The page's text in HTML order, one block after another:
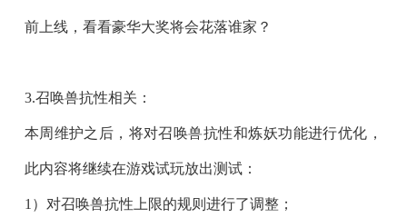
前上线，看看豪华大奖将会花落谁家？
3.召唤兽抗性相关：
本周维护之后，将对召唤兽抗性和炼妖功能进行优化 ，
此内容将继续在游戏试玩放出测试：
1）对召唤兽抗性上限的规则进行了调整；